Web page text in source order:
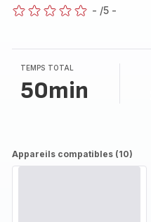
- /5 -
TEMPS TOTAL
50min
Appareils compatibles (10)